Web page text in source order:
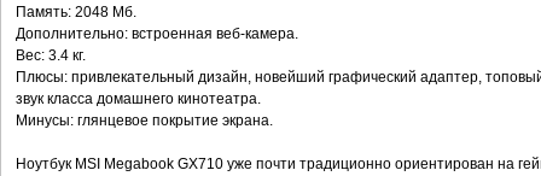
Память: 2048 Мб.
Дополнительно: встроенная веб-камера.
Вес: 3.4 кг.
Плюсы: привлекательный дизайн, новейший графический адаптер,
звук класса домашнего кинотеатра.
Минусы: глянцевое покрытие экрана.
Ноутбук MSI Megabook GX710 уже почти традиционно ориентирован на